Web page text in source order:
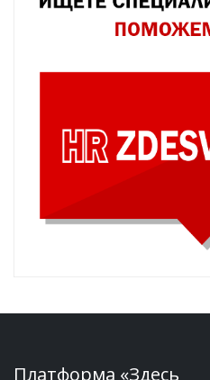
Платформа «Здесь